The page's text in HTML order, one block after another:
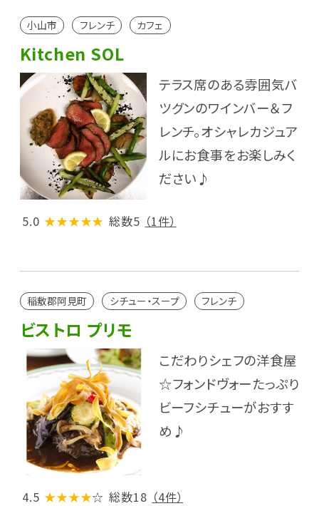
小山市 フレンチ カフェ
Kitchen SOL
テラス席のある雰囲気バ
ツグンのワインバー＆フ
レンチ。オシャレカジュア
ルにお食事をお楽しみく
ださい♪
5.0 ★★★★★ 総数5 （1件）
稲敷郡阿見町 シチュー・スープ フレンチ
ビストロ プリモ
こだわりシェフの洋食屋
☆フォンドヴォーたっぷり
ビーフシチューがおすす
め♪
4.5 ★★★★☆ 総数18 （4件）